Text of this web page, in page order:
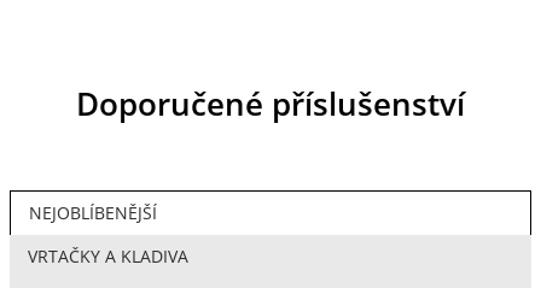
Doporučené příslušenství
NEJOBLÍBENĚJŠÍ
VRTAČKY A KLADIVA